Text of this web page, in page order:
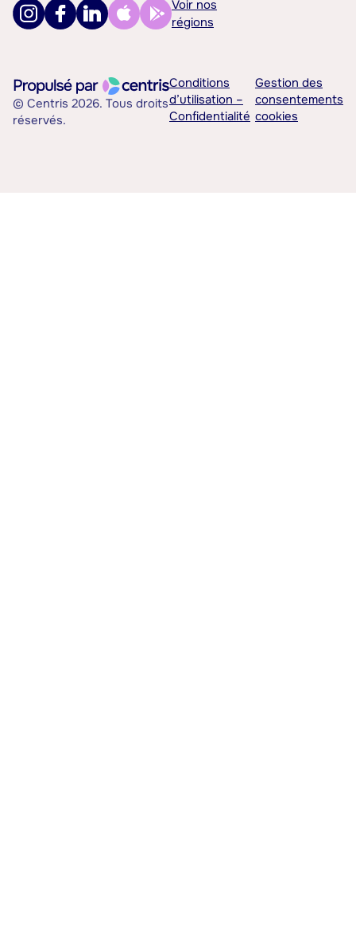
Voir nos
régions
© Centris 2026. Tous droits
réservés.
Conditions
d’utilisation –
Confidentialité
Gestion des
consentements
cookies